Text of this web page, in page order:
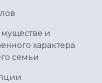
и
характера
семьи